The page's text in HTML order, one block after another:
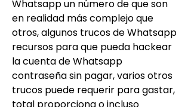
Whatsapp un número de que son
en realidad más complejo que
otros, algunos trucos de Whatsapp
recursos para que pueda hackear
la cuenta de Whatsapp
contraseña sin pagar, varios otros
trucos puede requerir para gastar,
total proporciona o incluso